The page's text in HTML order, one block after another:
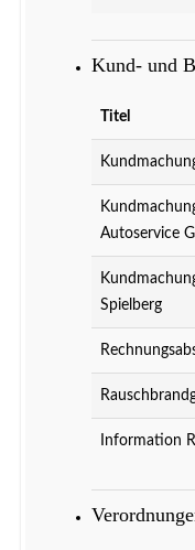
Kund- und
Titel
Autoservice
Spielberg
Information